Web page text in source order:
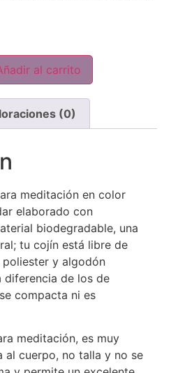
al carrito
(0)
meditación en color
elaborado con
biodegradable, una
tu cojín está libre de
poliester y algodón
diferencia de los de
compacta ni es
meditación, es muy
al cuerpo, no talla y no se